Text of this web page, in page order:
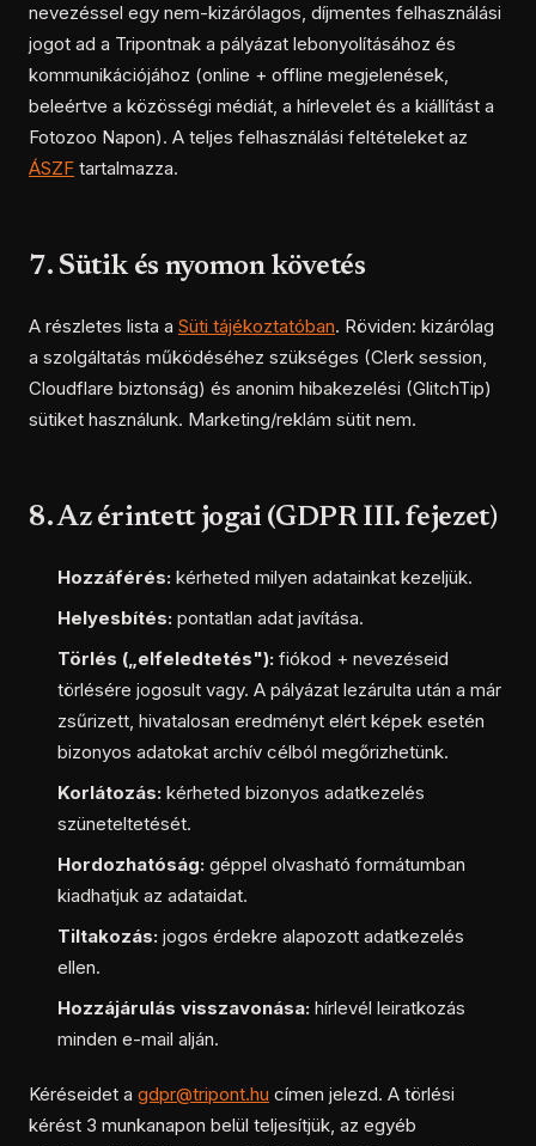
nevezéssel egy nem-kizárólagos, díjmentes felhasználási
jogot ad a Tripontnak a pályázat lebonyolításához és
kommunikációjához (online + offline megjelenések,
beleértve a közösségi médiát, a hír­levelet és a kiállítást a
Fotozoo Napon). A teljes felhasználási feltételeket az
ÁSZF tartalmazza.
7. Sütik és nyomon követés
A részletes lista a Süti tájékoztatóban. Röviden: kizárólag
a szolgáltatás működéséhez szükséges (Clerk session,
Cloudflare biztonság) és anonim hibakezelési (GlitchTip)
sütiket használunk. Marketing/reklám sütit nem.
8. Az érintett jogai (GDPR III. fejezet)
Hozzáférés: kérheted milyen adatainkat kezeljük.
Helyesbítés: pontatlan adat javítása.
Törlés („elfeledtetés"): fiókod + nevezéseid
törlésére jogosult vagy. A pályázat lezárulta után a már
zsűrizett, hivatalosan eredményt elért képek esetén
bizonyos adatokat archív célból megőrizhetünk.
Korlátozás: kérheted bizonyos adatkezelés
szüneteltetését.
Hordozhatóság: géppel olvasható formátumban
kiadhatjuk az adataidat.
Tiltakozás: jogos érdekre alapozott adatkezelés
ellen.
Hozzájárulás visszavonása: hírlevél leiratkozás
minden e-mail alján.
Kéréseidet a gdpr@tripont.hu címen jelezd. A törlési
kérést 3 munkanapon belül teljesítjük, az egyéb